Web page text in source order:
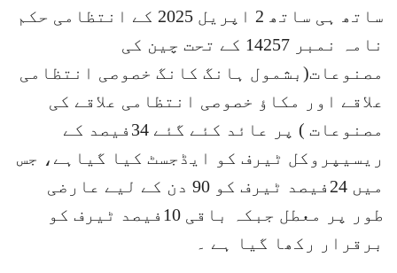
ساتھ ہی ساتھ 2 اپریل 2025 کے انتظامی حکم
نامہ نمبر 14257 کے تحت چین کی
مصنوعات(بشمول ہانگ کانگ خصوصی انتظامی
علاقے اور مکاؤ خصوصی انتظامی علاقے کی
مصنوعات ) پر عائد کئے گئے 34فیصد کے
ریسیپروکل ٹیرف کو ایڈجسٹ کیا گیاہے، جس
میں 24فیصد ٹیرف کو 90 دن کے لیے عارضی
طور پر معطل جبکہ باقی 10فیصد ٹیرف کو
برقرار رکھا گیا ہے ۔